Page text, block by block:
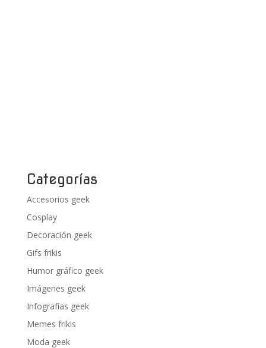
Categorías
Accesorios geek
Cosplay
Decoración geek
Gifs frikis
Humor gráfico geek
Imágenes geek
Infografías geek
Memes frikis
Moda geek